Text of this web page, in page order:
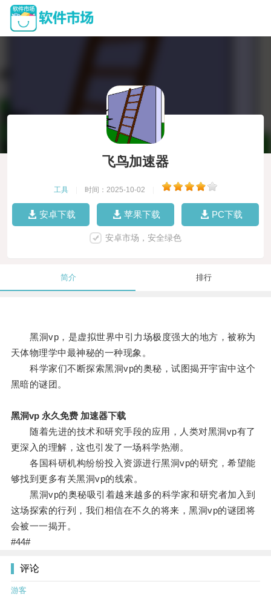
飞鸟加速器
工具 时间：2025-10-02
安卓下载 苹果下载 PC下载
安卓市场，安全绿色
简介 排行
黑洞vp，是虚拟世界中引力场极度强大的地方，被称为
天体物理学中最神秘的一种现象。
科学家们不断探索黑洞vp的奥秘，试图揭开宇宙中这个
黑暗的谜团。
黑洞vp 永久免费 加速器下载
随着先进的技术和研究手段的应用，人类对黑洞vp有了
更深入的理解，这也引发了一场科学热潮。
各国科研机构纷纷投入资源进行黑洞vp的研究，希望能
够找到更多有关黑洞vp的线索。
黑洞vp的奥秘吸引着越来越多的科学家和研究者加入到
这场探索的行列，我们相信在不久的将来，黑洞vp的谜团将
会被一一揭开。
#44#
评论
游客